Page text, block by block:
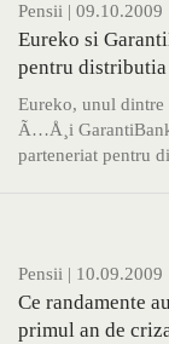
Pensii | 09.10.2009
Eureko si
pentru
Eureko, unul
Ã…Å¸i
parteneriat pentru
Pensii | 10.09.2009
Ce randamente
primul an de